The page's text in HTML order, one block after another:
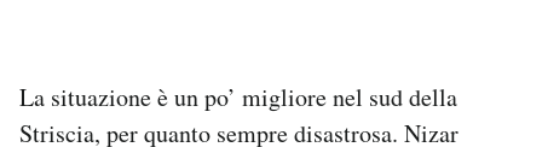
La situazione è un po’ migliore nel sud della
Striscia, per quanto sempre disastrosa. Nizar